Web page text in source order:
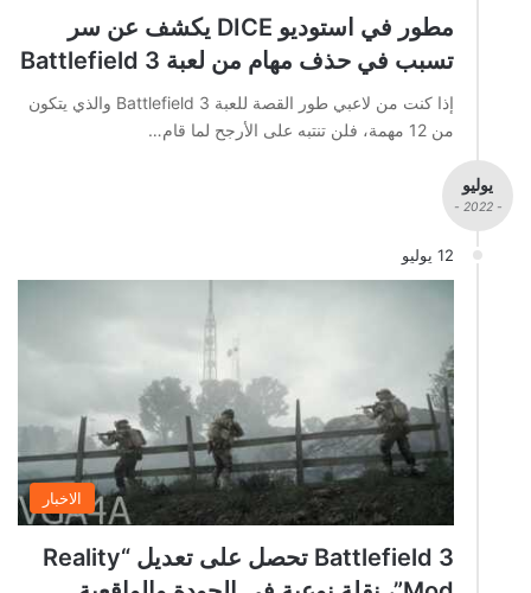
مطور في استوديو DICE يكشف عن سر
تسبب في حذف مهام من لعبة Battlefield 3
إذا كنت من لاعبي طور القصة للعبة Battlefield 3 والذي يتكون
من 12 مهمة، فلن تنتبه على الأرجح لما قام…
يوليو
- 2022 -
12 يوليو
الاخبار
Battlefield 3 تحصل على تعديل “Reality